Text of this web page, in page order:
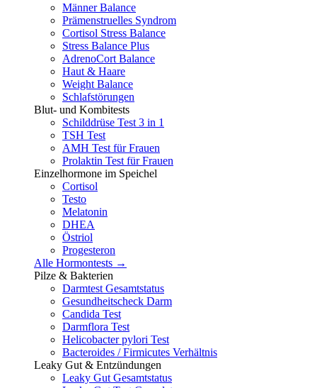
Männer Balance
Prämenstruelles Syndrom
Cortisol Stress Balance
Stress Balance Plus
AdrenoCort Balance
Haut & Haare
Weight Balance
Schlafstörungen
Blut- und Kombitests
Schilddrüse Test 3 in 1
TSH Test
AMH Test für Frauen
Prolaktin Test für Frauen
Einzelhormone im Speichel
Cortisol
Testo
Melatonin
DHEA
Östriol
Progesteron
Alle Hormontests →
Pilze & Bakterien
Darmtest Gesamtstatus
Gesundheitscheck Darm
Candida Test
Darmflora Test
Helicobacter pylori Test
Bacteroides / Firmicutes Verhältnis
Leaky Gut & Entzündungen
Leaky Gut Gesamtstatus